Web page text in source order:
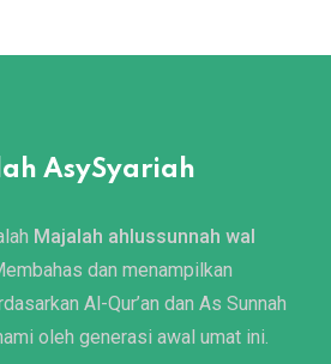
AsySyariah
Majalah ahlussunnah wal
dan menampilkan
Al-Qur’an dan As Sunnah
oleh generasi awal umat ini.